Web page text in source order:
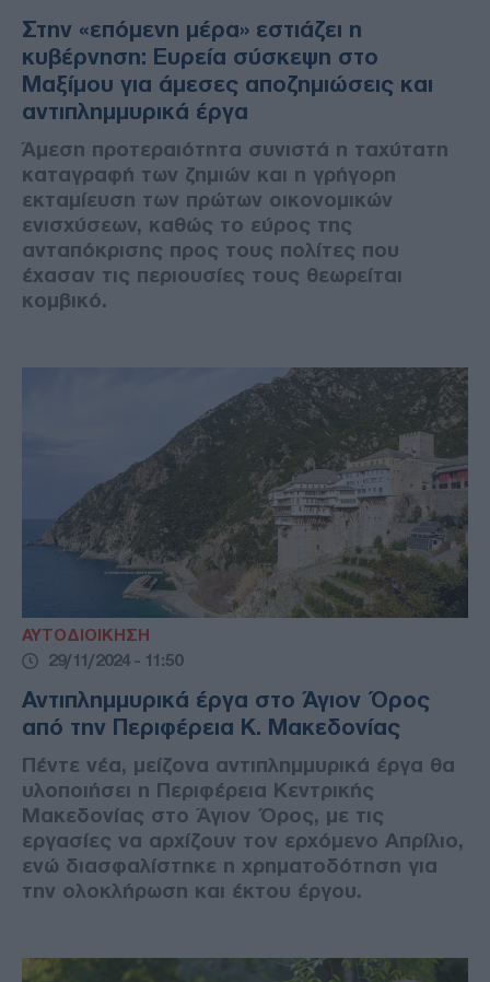
Στην «επόμενη μέρα» εστιάζει η
κυβέρνηση: Ευρεία σύσκεψη στο
Μαξίμου για άμεσες αποζημιώσεις και
αντιπλημμυρικά έργα
Άμεση προτεραιότητα συνιστά η ταχύτατη
καταγραφή των ζημιών και η γρήγορη
εκταμίευση των πρώτων οικονομικών
ενισχύσεων, καθώς το εύρος της
ανταπόκρισης προς τους πολίτες που
έχασαν τις περιουσίες τους θεωρείται
κομβικό.
ΑΥΤΟΔΙΟΙΚΗΣΗ
29/11/2024 - 11:50
Αντιπλημμυρικά έργα στο Άγιον Όρος
από την Περιφέρεια Κ. Μακεδονίας
Πέντε νέα, μείζονα αντιπλημμυρικά έργα θα
υλοποιήσει η Περιφέρεια Κεντρικής
Μακεδονίας στο Άγιον Όρος, με τις
εργασίες να αρχίζουν τον ερχόμενο Απρίλιο,
ενώ διασφαλίστηκε η χρηματοδότηση για
την ολοκλήρωση και έκτου έργου.